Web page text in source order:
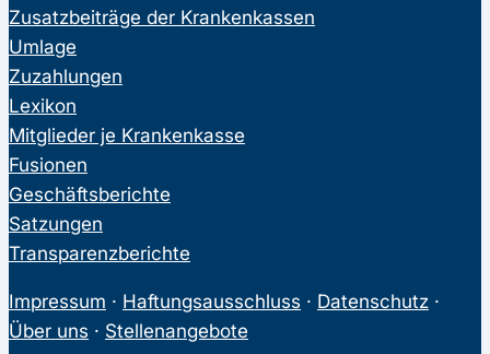
Zusatzbeiträge der Krankenkassen
Umlage
Zuzahlungen
Lexikon
Mitglieder je Krankenkasse
Fusionen
Geschäftsberichte
Satzungen
Transparenzberichte
Impressum · Haftungsausschluss · Datenschutz ·
Über uns · Stellenangebote